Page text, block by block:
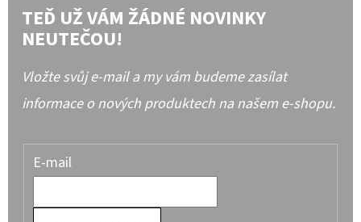
TEĎ UŽ VÁM ŽÁDNÉ NOVINKY
NEUTEČOU!
Vložte svůj e-mail a my vám budeme zasílat
informace o nových produktech na našem e-shopu.
E-mail